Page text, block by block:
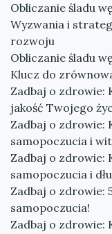
Obliczanie śladu
Wyzwania i
rozwoju
Obliczanie śladu
Klucz do
Zadbaj o zdrowie:
jakość Twojego
Zadbaj o zdrowie:
samopoczucia i
Zadbaj o zdrowie:
samopoczucia i
Zadbaj o zdrowie:
samopoczucia!
Zadbaj o zdrowie: